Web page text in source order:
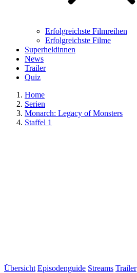
Erfolgreichste Filmreihen
Erfolgreichste Filme
Superheldinnen
News
Trailer
Quiz
Home
Serien
Monarch: Legacy of Monsters
Staffel 1
Übersicht Episodenguide Streams Trailer